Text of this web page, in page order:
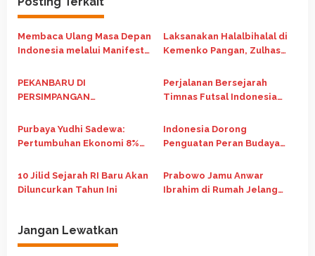
a
s
i
o
Membaca Ulang Masa Depan
Indonesia melalui Manifesto
Laksanakan Halalbihalal di
Kemenko Pangan, Zulhas
Jaga Ketahanan Pangan
PEKANBARU DI
PERSIMPANGAN
Kelola Perkotaan,
Ketimpangan Sosial, dan
Perjalanan Bersejarah
Timnas Futsal Indonesia
Futsal 2026
Purbaya Yudhi Sadewa:
Pertumbuhan Ekonomi 8%
Kelas Jadi Negara Maju
Indonesia Dorong
Penguatan Peran Budaya
di Forum G20 Afrika Selatan
10 Jilid Sejarah RI Baru Akan
Diluncurkan Tahun Ini
Prabowo Jamu Anwar
Ibrahim di Rumah Jelang
Jangan Lewatkan